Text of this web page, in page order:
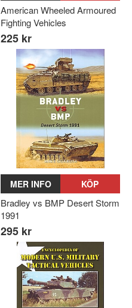
American Wheeled Armoured
Fighting Vehicles
225 kr
MER INFO KÖP
Bradley vs BMP Desert Storm
1991
295 kr